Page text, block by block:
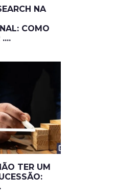
NA
COMO
TER UM